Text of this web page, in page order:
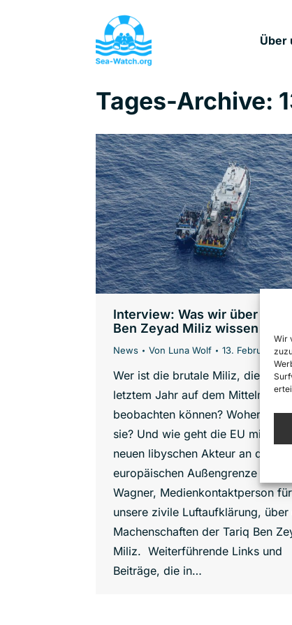
Wir
Über
Tages-Archive:
Interview: Was wir über die
Ben Zeyad Miliz wissen
News Von Luna Wolf 13. Februar
Wer ist die brutale Miliz, die wir
letztem Jahr auf dem Mittelmeer
beobachten können? Woher
sie? Und wie geht die EU mit dem
neuen libyschen Akteur an der
europäischen Außengrenze um?
Wagner, Medienkontaktperson für
unsere zivile Luftaufklärung, über
Machenschaften der Tariq Ben
Miliz. Weiterführende Links und
Beiträge, die in…